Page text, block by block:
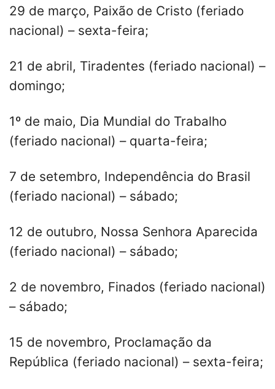
29 de março, Paixão de Cristo (feriado
nacional) – sexta-feira;
21 de abril, Tiradentes (feriado nacional) –
domingo;
1º de maio, Dia Mundial do Trabalho
(feriado nacional) – quarta-feira;
7 de setembro, Independência do Brasil
(feriado nacional) – sábado;
12 de outubro, Nossa Senhora Aparecida
(feriado nacional) – sábado;
2 de novembro, Finados (feriado nacional)
– sábado;
15 de novembro, Proclamação da
República (feriado nacional) – sexta-feira;